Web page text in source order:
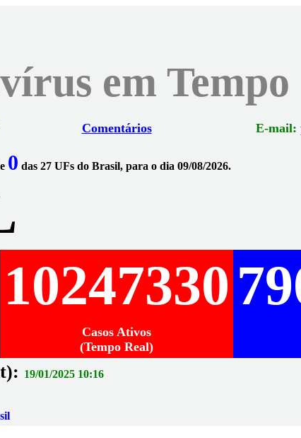
em Tempo
Comentários E-mail:
0 das 27 UFs do Brasil, para o dia 09/08/2026.
10247330
Casos Ativos
(Tempo Real)
19/01/2025 10:16